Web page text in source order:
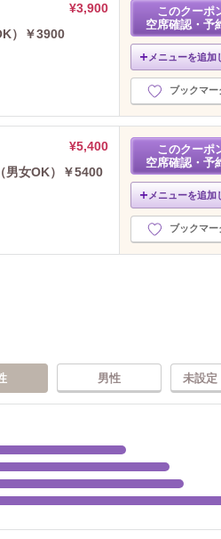
¥3,900
）￥3900
このクーポ
空席確認・予
メニューを追加
ブックマー
¥5,400
男女OK）￥5400
このクーポ
空席確認・予
メニューを追加
ブックマー
男性 未設定